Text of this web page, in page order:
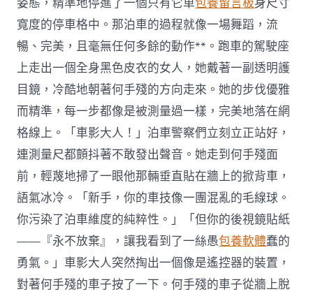
寬度的停車格中。那泊車的過程就像一場舞蹈，流
暢、完美，且毫無任何多餘的動作**。跑車的駕駛座
上走出一個全身黑色皮衣的女人，她戴著一副透明護
目鏡，冷酷地朝著何手殘的方向走來。她的步伐優雅
而精準，每一步都像是被測量過一樣，完美地落在網
格線上。「車影大人！」泊車警察們立刻立正站好，
連測量尺都顫抖著不敢發出聲音。她走到何手殘面
前，輕蔑地掃了一眼他那輛垂直貼在牆上的掀背車，
語氣冰冷。「新手，你的車技像一團混亂的毛線球。
你污染了泊車維度的純粹性。」「但你的後視鏡貼紙
——『永不放棄』，讓我看到了一絲愚包養軟體蠢的
勇氣。」車影大人突然掏出一個像是遙控器的裝置，
對著何手殘的車子按了一下。何手殘的車子從牆上脫